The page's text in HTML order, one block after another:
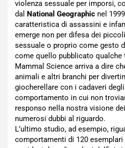
violenza sessuale per imporsi,
dal National Geographic nel
caratteristica di assassini e
emerge non per difesa dei
sessuale o proprio come gesto
come quello pubblicato qualche
Mammal Science arriva a dire
animali e altri branchi per
giocherellare con i cadaveri
comportamento in cui non
responso nella nostra visione
numerosi dubbi al riguardo.
L’ultimo studio, ad esempio,
comportamenti di 120